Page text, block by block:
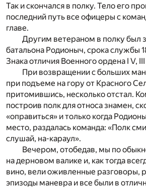
Так и скончался в полку. Тело его
последний путь все офицеры с
главе.
Другим ветераном в полку был
батальона Родионыч, срока службы
Знака отличия Военного ордена I V,
При возвращении с больших
при подъеме на гору от Красного
притомившись, несколько отстал.
построив полк для относа знамен,
«оправиться» и только когда
место, раздалась команда: «Полк
слушай, на-караул».
Вечером, отобедав, мы по
на дерновом валике и, как тогда
вино, вели оживленные разговоры,
эпизоды маневра и все были в